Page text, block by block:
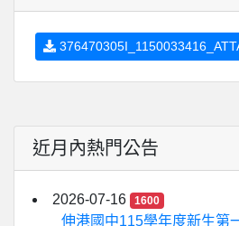
近月內熱門公告
2026-07-16 1600
伸港國中115學年度新生第